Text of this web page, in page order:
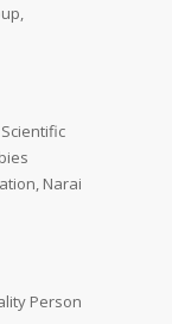
Narai
Person